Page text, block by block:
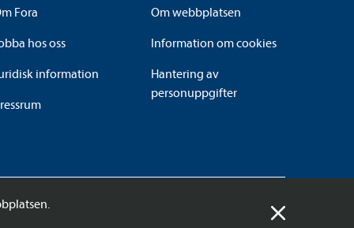
Fora
hos oss
information
Om webbplatsen
Information om cookies
Hantering av
personuppgifter
© 2026 Fora AB